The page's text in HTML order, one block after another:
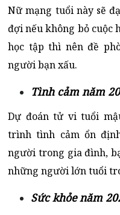
Nữ mạng tuổi này sẽ
đợi nếu không bỏ cuộc
học tập thì nên đề
người bạn xấu.
Tình cảm năm
Dự đoán tử vi tuổi
trình tình cảm ổn
người trong gia đình,
những người lớn tuổi
Sức khỏe năm